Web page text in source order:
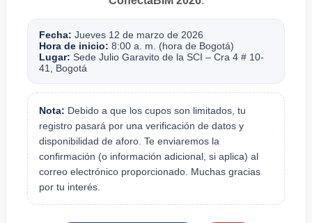
Fecha: Jueves 12 de marzo de 2026
Hora de inicio: 8:00 a. m. (hora de Bogotá)
Lugar: Sede Julio Garavito de la SCI – Cra 4 # 10-
41, Bogotá
Nota: Debido a que los cupos son limitados, tu
registro pasará por una verificación de datos y
disponibilidad de aforo. Te enviaremos la
confirmación (o información adicional, si aplica) al
correo electrónico proporcionado. Muchas gracias
por tu interés.